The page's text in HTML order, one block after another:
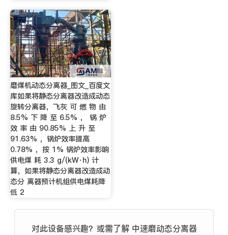
磨煤机动态分离器_图文_百度文
库如果将静态分离器改造成动态
旋转分离器，飞灰 可 燃 物 由
8.5% 下 降 至 6.5% ， 锅 炉
效 率 由 90.85% 上 升 至
91.63% ，锅炉效率提高
0.78% ，按 1% 锅炉效率影响
供电煤 耗 3.3 g/(kW·h) 计
算，如果将静态分离器改造成动
态分 离器预计机组供电煤耗降
低 2
对此设备感兴趣？或需了解 中速磨动态分离器